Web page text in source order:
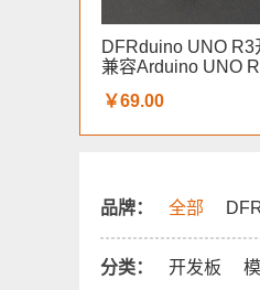
DFRduino UNO R3
兼容Arduino UNO
￥69.00
品牌： 全部
分类： 开发板